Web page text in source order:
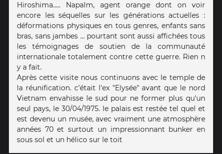
Hiroshima..... Napalm, agent orange dont on voir
encore les séquelles sur les générations actuelles :
déformations physiques en tous genres, enfants sans
bras, sans jambes ... pourtant sont aussi affichées tous
les témoignages de soutien de la communauté
internationale totalement contre cette guerre. Rien n
y a fait.
Après cette visite nous continuons avec le temple de
la réunification. c'était l'ex "Elysée" avant que le nord
Vietnam envahisse le sud pour ne former plus qu'un
seul pays, le 30/04/1975. le palais est restée tel quel et
est devenu un musée, avec vraiment une atmosphère
années 70 et surtout un impressionnant bunker en
sous sol et un hélico sur le toit